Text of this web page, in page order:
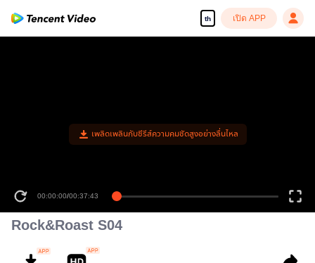
th เปิด APP
เพลิดเพลินกับซีรีส์ความคมชัดสูงอย่างลื่นไหล
00:00:00/00:37:43
Rock&Roast S04